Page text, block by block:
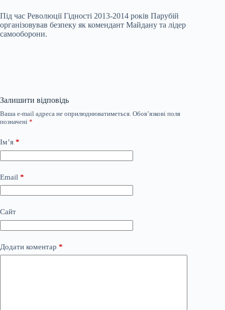
Під час Революції Гідності 2013-2014 років Парубій
організовував безпеку як комендант Майдану та лідер
самооборони.
Залишити відповідь
Ваша e-mail адреса не оприлюднюватиметься. Обов’язкові поля
позначені *
Ім’я *
Email *
Сайт
Додати коментар *